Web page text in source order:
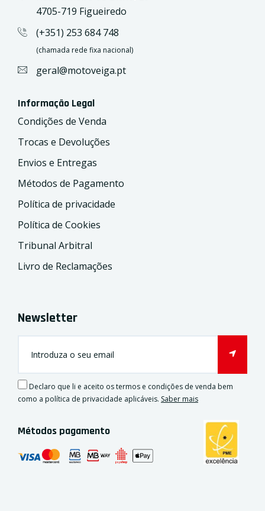
4705-719 Figueiredo
(+351) 253 684 748
(chamada rede fixa nacional)
geral@motoveiga.pt
Informação Legal
Condições de Venda
Trocas e Devoluções
Envios e Entregas
Métodos de Pagamento
Política de privacidade
Política de Cookies
Tribunal Arbitral
Livro de Reclamações
Newsletter
Declaro que li e aceito os termos e condições de venda bem
como a política de privacidade aplicáveis. Saber mais
Métodos pagamento